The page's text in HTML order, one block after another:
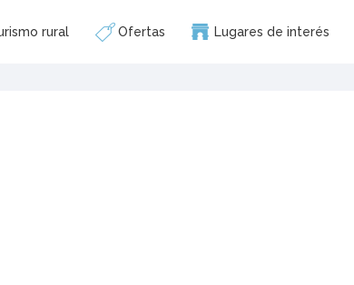
rural Ofertas Lugares de interés